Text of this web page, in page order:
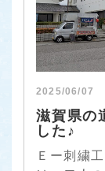
2025/06/07
滋賀県の
した♪
Ｅー刺繍